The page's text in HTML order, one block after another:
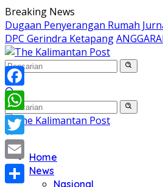
Langsung
ke
konten
Breaking News
Dugaan Penyerangan Rumah
DPC Gerindra Ketapang
Home
News
Nasional
Facebook
WhatsApp
Twitter
Email